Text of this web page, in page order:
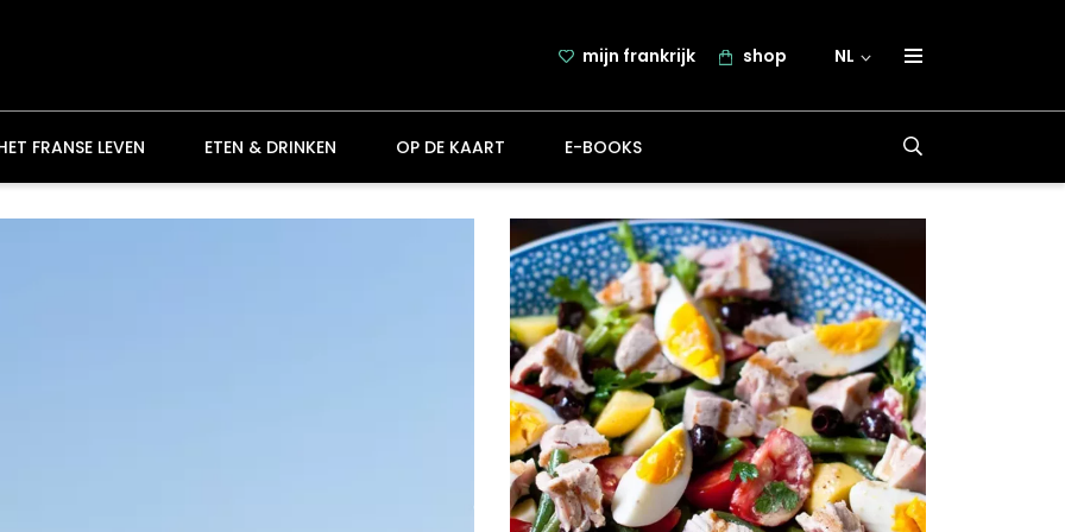
mijn frankrijk shop NL
over frankrijk.nl
contact
FRANSE LEVEN ETEN & DRINKEN OP DE KAART E-BOOKS